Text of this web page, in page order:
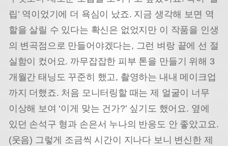
립’ 역이었기에 더 욕심이 났죠. 지금 생각해 보면 역
할을 살릴 수 있다는 확신은 없었지만 이 작품을 인생
의 변곡점으로 만들어야겠다는, 그런 벼랑 끝에 선 절
실함이 컸어요. 까무잡잡한 피부 톤을 만들기 위해 3
개월간 태닝도 꾸준히 했고, 촬영하는 내내 메이크업
까지 더했죠. 처음 모니터링할 때는 제 얼굴이 너무
이상해 보여 ‘이게 맞는 건가?’ 싶기도 했어요. 옆에
있던 손석구 형과 손은서 누나의 반응도 안 좋았고요.
(웃음) 그렇게 조금씩 시간이 지나다 보니 변신한 제